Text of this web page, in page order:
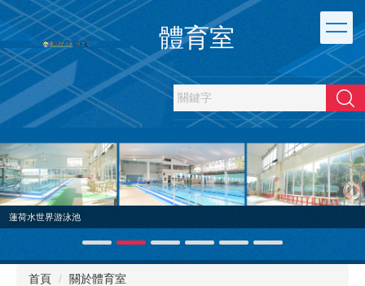
跳
到
要
內
容
區
體育室
搜尋
蓮荷水世界游泳池
首頁 關於體育室